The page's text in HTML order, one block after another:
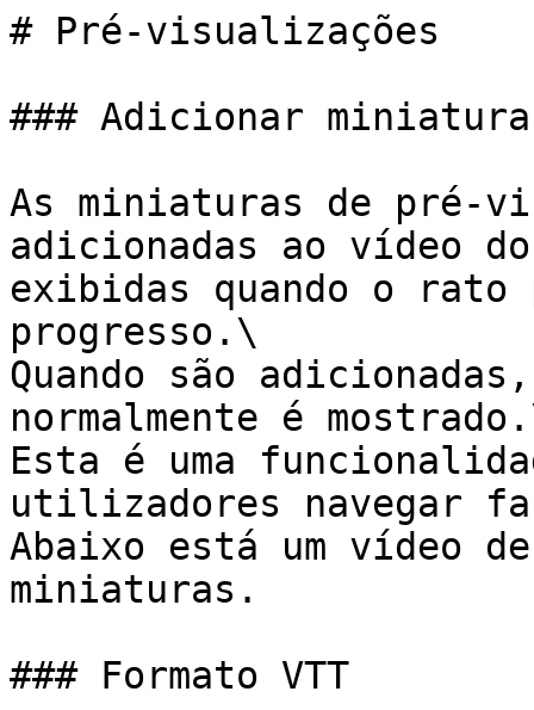
# Pré-visualizações
### Adicionar
As miniaturas de pré-
adicionadas ao vídeo
exibidas quando o rato
progresso.\
Quando são
normalmente é
Esta é uma
utilizadores navegar
Abaixo está um vídeo
miniaturas.
### Formato VTT